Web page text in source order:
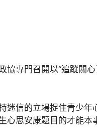
協專門召開以“追蹤關
迷信的立場捉住青少年
心思安康題目的才能本